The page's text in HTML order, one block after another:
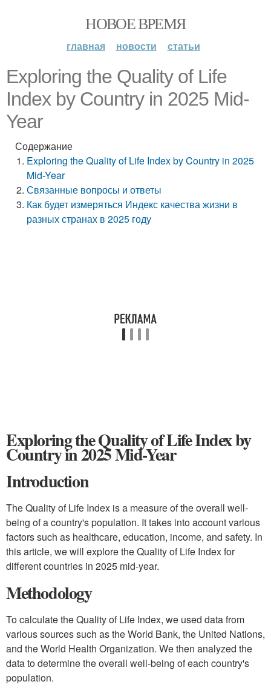
НОВОЕ ВРЕМЯ
главная новости статьи
Exploring the Quality of Life
Index by Country in 2025 Mid-
Year
Содержание
Exploring the Quality of Life Index by Country in 2025
Mid-Year
Связанные вопросы и ответы
Как будет измеряться Индекс качества жизни в
разных странах в 2025 году
Exploring the Quality of Life Index by
Country in 2025 Mid-Year
Introduction
The Quality of Life Index is a measure of the overall well-
being of a country's population. It takes into account various
factors such as healthcare, education, income, and safety. In
this article, we will explore the Quality of Life Index for
different countries in 2025 mid-year.
Methodology
To calculate the Quality of Life Index, we used data from
various sources such as the World Bank, the United Nations,
and the World Health Organization. We then analyzed the
data to determine the overall well-being of each country's
population.